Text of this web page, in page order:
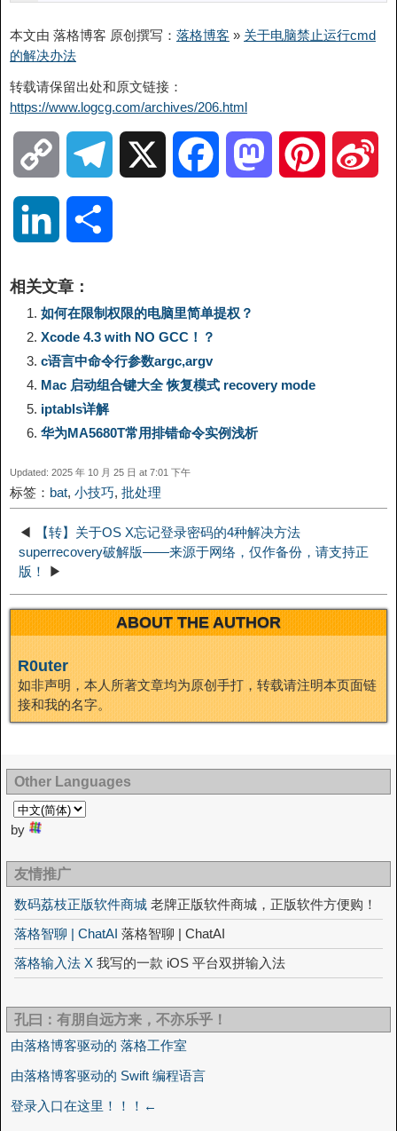
本文由 落格博客 原创撰写： 落格博客 » 关于电脑禁止运行cmd
的解决办法
转载请保留出处和原文链接：
https://www.logcg.com/archives/206.html
o
y
L
i
n
k
g
r
a
m
o
o
d
n
k
e
I
n
相关文章：
如何在限制权限的电脑里简单提权？
Xcode 4.3 with NO GCC！？
c语言中命令行参数argc,argv
Mac 启动组合键大全 恢复模式 recovery mode
iptabls详解
华为MA5680T常用排错命令实例浅析
Updated: 2025 年 10 月 25 日 at 7:01 下午
标签： bat, 小技巧, 批处理
◀
【转】关于OS X忘记登录密码的4种解决方法
superrecovery破解版——来源于网络，仅作备份，请支持正
版！
▶
ABOUT THE AUTHOR
R0uter
如非声明，本人所著文章均为原创手打，转载请注明本页面链
接和我的名字。
Other Languages
by
友情推广
数码荔枝正版软件商城 老牌正版软件商城，正版软件方便购！
落格智聊 | ChatAI 落格智聊 | ChatAI
落格输入法 X 我写的一款 iOS 平台双拼输入法
孔曰：有朋自远方来，不亦乐乎！
由落格博客驱动的 落格工作室
由落格博客驱动的 Swift 编程语言
登录入口在这里！！！←